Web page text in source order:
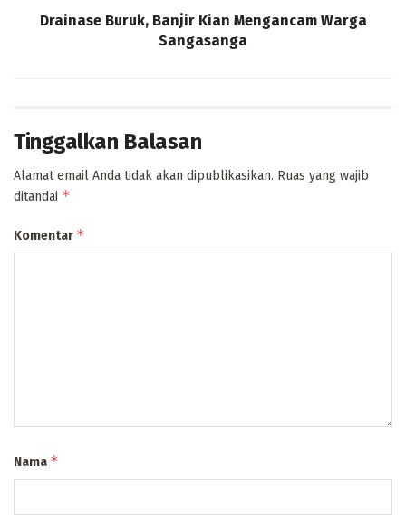
Drainase Buruk, Banjir Kian Mengancam Warga
Sangasanga
Tinggalkan Balasan
Alamat email Anda tidak akan dipublikasikan. Ruas yang wajib
ditandai *
Komentar *
Nama *